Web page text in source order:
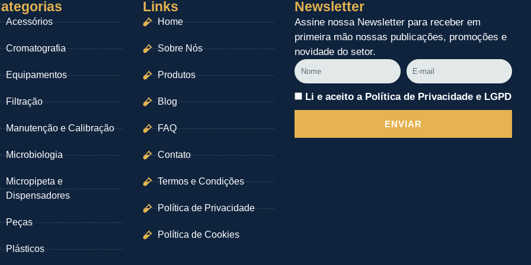
Acessórios
Cromatografia
Equipamentos
Filtração
Manutenção e Calibração
Microbiologia
Micropipeta e
Dispensadores
Peças
Plásticos
Links
Home
Sobre Nós
Produtos
Blog
FAQ
Contato
Termos e Condições
Política de Privacidade
Política de Cookies
Newsletter
Assine nossa Newsletter para receber em
primeira mão nossas publicações, promoções e
novidade do setor.
Nome
E-
mail
Li e aceito a Política de Privacidade e LGPD
ENVIAR